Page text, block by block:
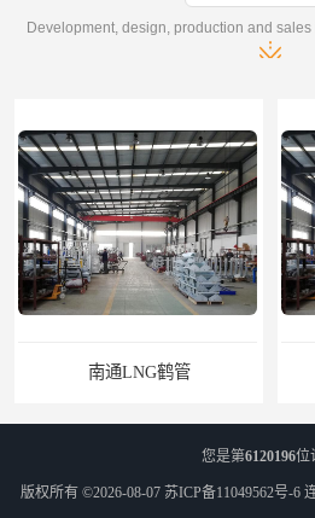
江苏LNG鹤管
您是第6120196位
版权所有 ©2026-08-07 苏ICP备11049562号-6